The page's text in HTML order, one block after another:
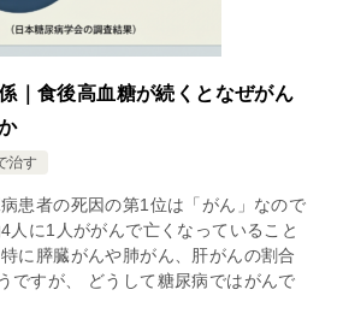
｜食後高血糖が続くとなぜがん
治す
患者の死因の第1位は「がん」なので
人に1人ががんで亡くなっていること
に膵臓がんや肺がん、肝がんの割合
ですが、 どうして糖尿病ではがんで